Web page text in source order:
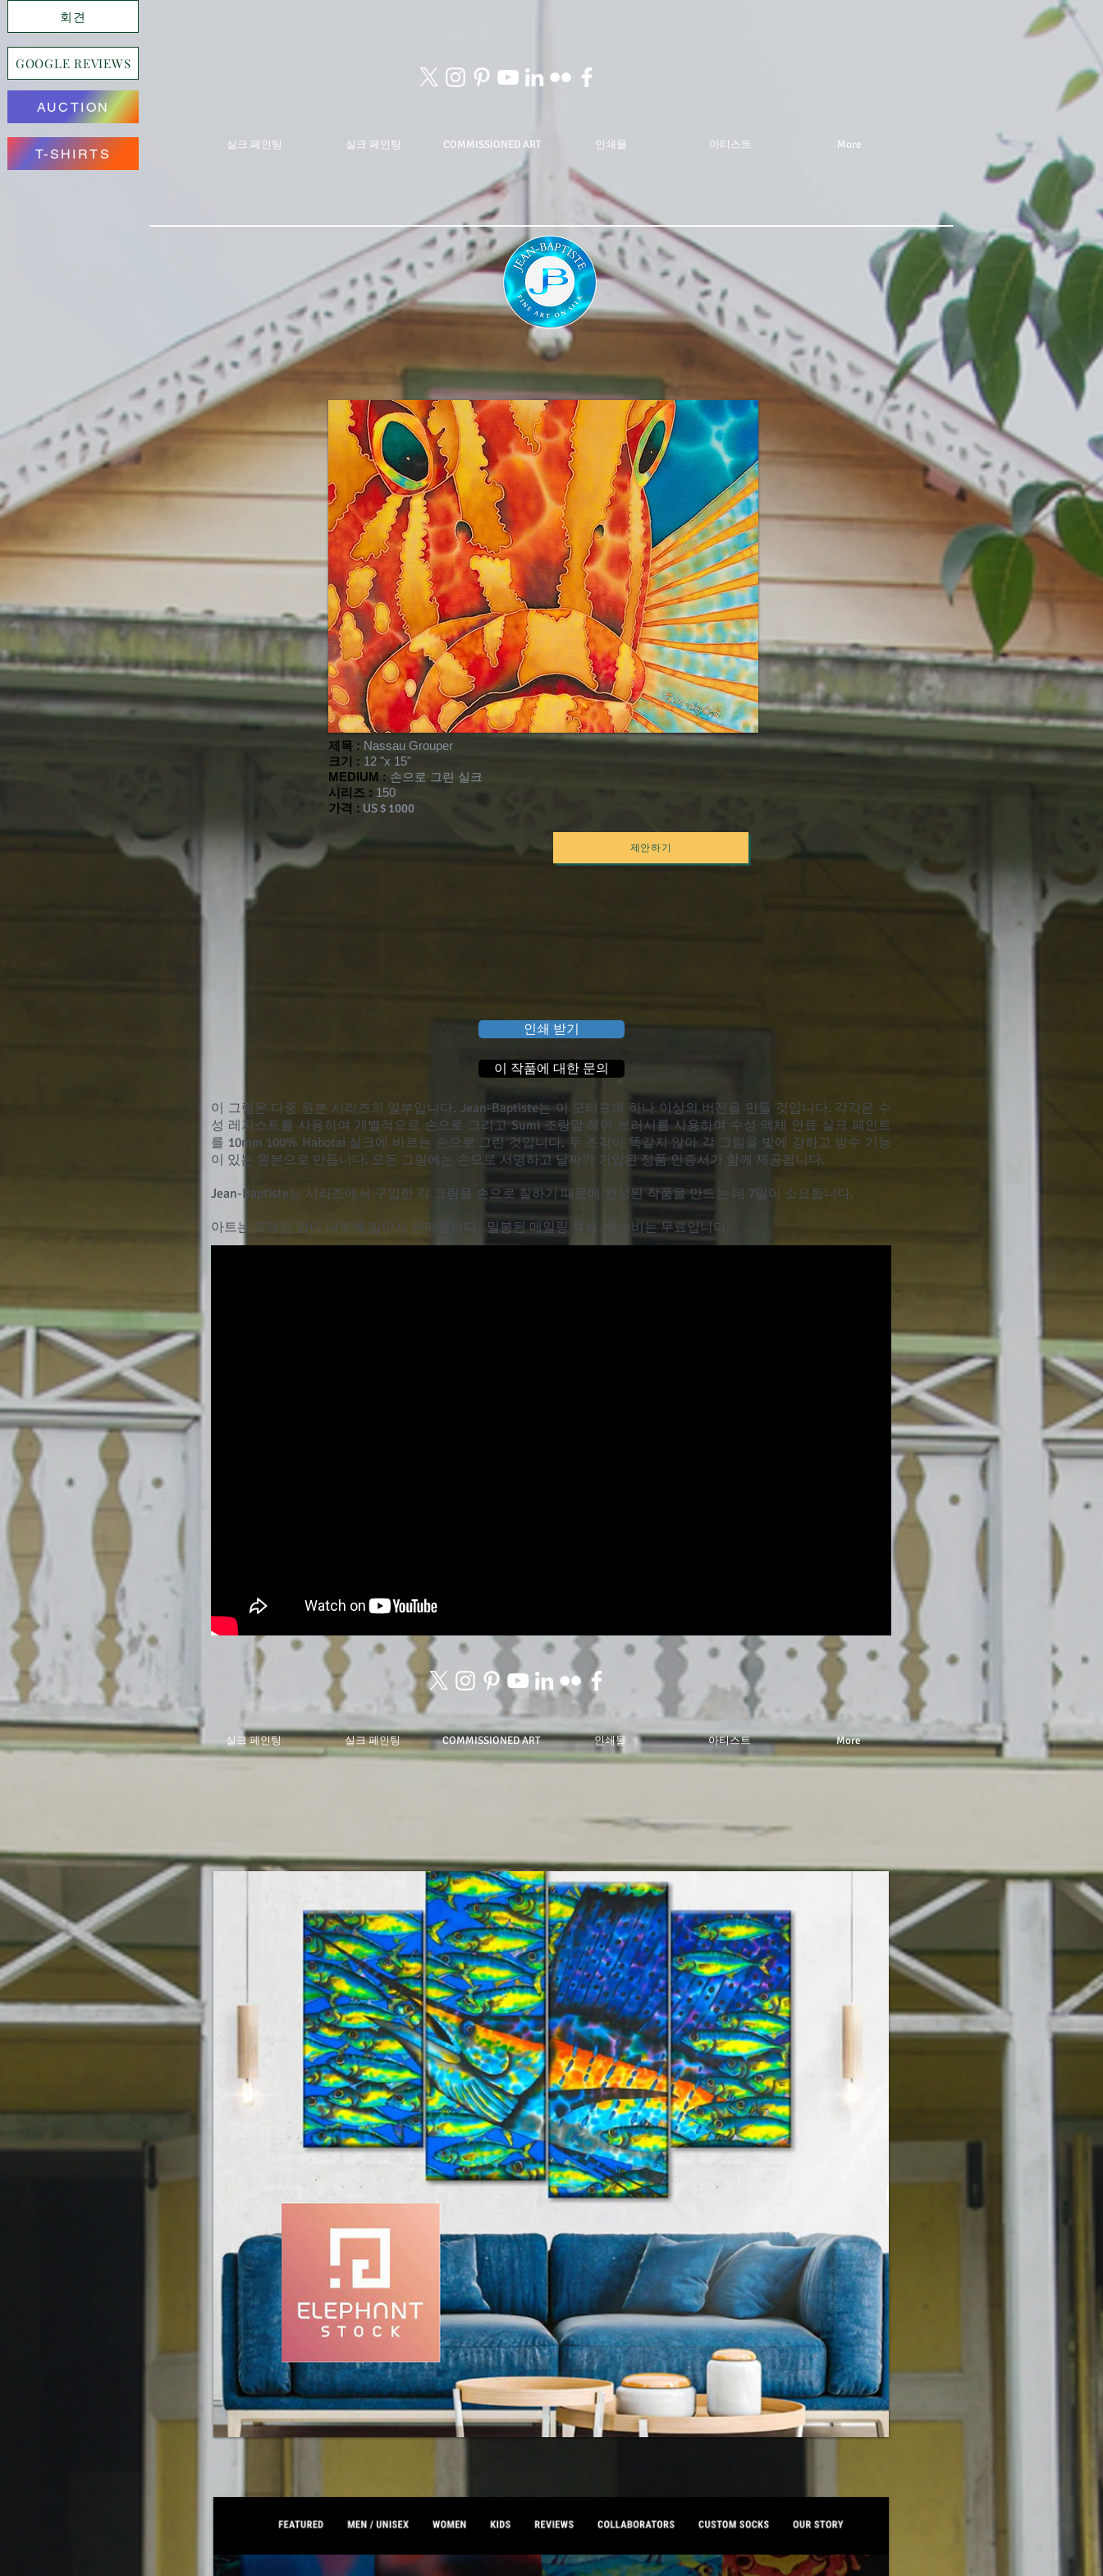
회견
GOOGLE REVIEWS
AUCTION
T-SHIRTS
실크 페인팅 실크 페인팅 COMMISSIONED ART 인쇄물 아티스트 More
제목 : Nassau Grouper
크기 : 12 "x 15"
MEDIUM : 손으로 그린 실크
시리즈 : 150
가격 : US $ 1000
제안하기
인쇄 받기
이 작품에 대한 문의
이 그림은 다중 원본 시리즈의 일부입니다. Jean-Baptiste는 이 모티프의 하나 이상의 버전을 만들 것입니다. 각각은 수
성 레지스트를 사용하여 개별적으로 손으로 그리고 Sumi 조랑말 헤어 브러시를 사용하여 수성 액체 안료 실크 페인트
를 10mm 100% Habotai 실크에 바르는 손으로 그린 것입니다. 두 조각이 똑같지 않아 각 그림을 빛에 강하고 방수 기능
이 있는 원본으로 만듭니다. 모든 그림에는 손으로 서명하고 날짜가 기입된 정품 인증서가 함께 제공됩니다.
Jean-Baptiste는 시리즈에서 구입한 각 그림을 손으로 칠하기 때문에 완성된 작품을 만드는 데 7일이 소요됩니다.
아트는 프레임 없이 내부에 말아서 판매됩니다. 밀봉된 메일링 튜브. 배송비는 무료입니다.
실크 페인팅 실크 페인팅 COMMISSIONED ART 인쇄물 아티스트 More